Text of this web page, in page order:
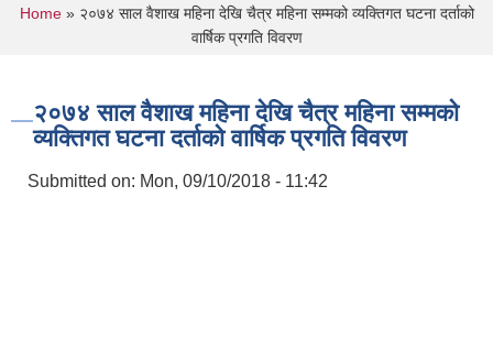
You are here
Home» २०७४ साल वैशाख महिना देखि चैत्र महिना सम्मको व्यक्तिगत घटना दर्ताको
वार्षिक प्रगति विवरण
२०७४ साल वैशाख महिना देखि चैत्र महिना सम्मको
व्यक्तिगत घटना दर्ताको वार्षिक प्रगति विवरण
Submitted on: Mon, 09/10/2018 - 11:42